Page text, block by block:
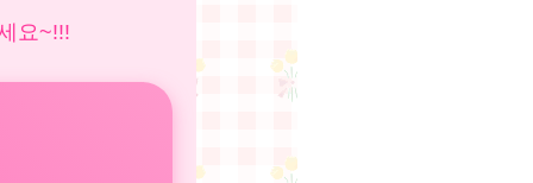
요~!!!